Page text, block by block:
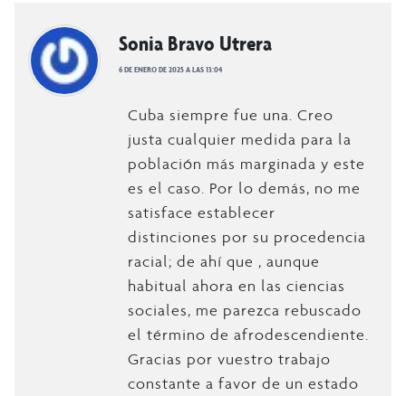
Sonia Bravo Utrera
6 DE ENERO DE 2025 A LAS 13:04
Cuba siempre fue una. Creo
justa cualquier medida para la
población más marginada y este
es el caso. Por lo demás, no me
satisface establecer
distinciones por su procedencia
racial; de ahí que , aunque
habitual ahora en las ciencias
sociales, me parezca rebuscado
el término de afrodescendiente.
Gracias por vuestro trabajo
constante a favor de un estado